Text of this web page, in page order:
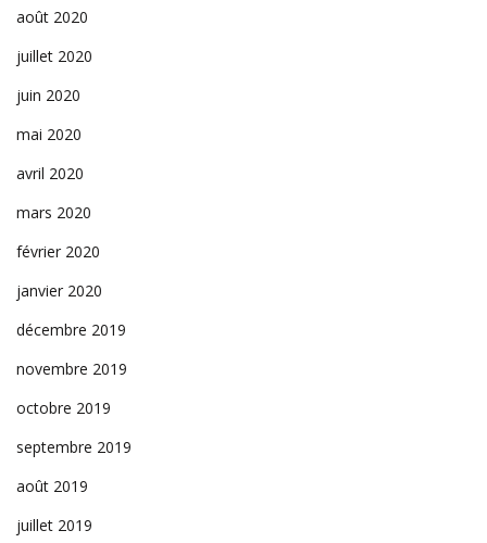
août 2020
juillet 2020
juin 2020
mai 2020
avril 2020
mars 2020
février 2020
janvier 2020
décembre 2019
novembre 2019
octobre 2019
septembre 2019
août 2019
juillet 2019